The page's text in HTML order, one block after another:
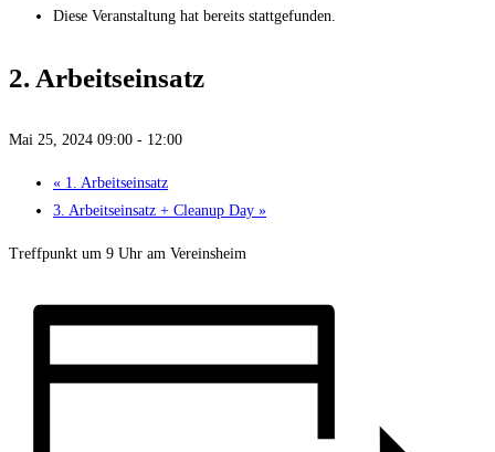
Diese Veranstaltung hat bereits stattgefunden.
2. Arbeitseinsatz
Mai 25, 2024 09:00 - 12:00
« 1. Arbeitseinsatz
3. Arbeitseinsatz + Cleanup Day »
Treffpunkt um 9 Uhr am Vereinsheim